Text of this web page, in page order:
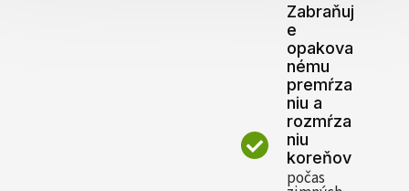
Zabraňuj
e
opakova
nému
premŕza
niu a
rozmŕza
niu
koreňov
počas